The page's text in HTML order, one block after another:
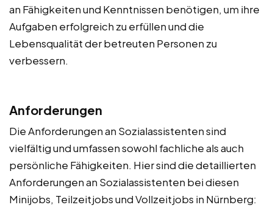
an Fähigkeiten und Kenntnissen benötigen, um ihre
Aufgaben erfolgreich zu erfüllen und die
Lebensqualität der betreuten Personen zu
verbessern.
Anforderungen
Die Anforderungen an Sozialassistenten sind
vielfältig und umfassen sowohl fachliche als auch
persönliche Fähigkeiten. Hier sind die detaillierten
Anforderungen an Sozialassistenten bei diesen
Minijobs, Teilzeitjobs und Vollzeitjobs in Nürnberg: